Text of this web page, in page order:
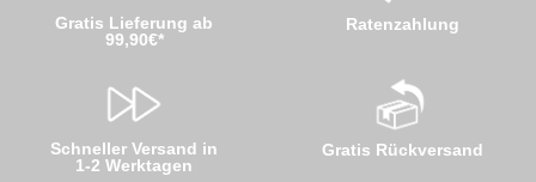
Gratis Lieferung ab
99,90€*
Schneller Versand in
1-2 Werktagen
Ratenzahlung
Gratis Rückversand